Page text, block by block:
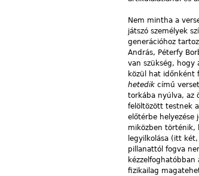
Nem mintha a
játszó személyek
generációhoz
András, Péterfy
van szükség, hogy
közül hat időnként
hetedik című
torkába nyúlva, az
felöltözött testnek
előtérbe helyezése
miközben történik,
legyilkolása (itt
pillanattól fogva
fizikailag